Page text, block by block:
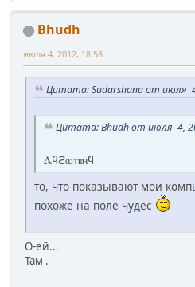
Bhudh
июля 4, 2012, 18:58
Цитата: Sudarshana от июля
Цитата: Bhudh от июля 4,
Ⲁϥϩⲱⲧⲃⲏϥ
то, что показывают мои
похоже на поле чудес
О-ёй...
Там .